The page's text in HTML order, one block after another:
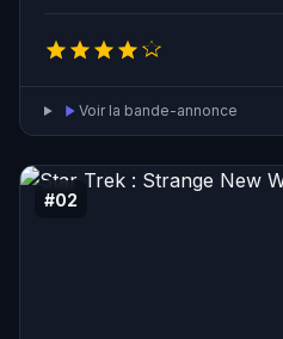
Servantes, quant à elles, ont
reproduction.
Voir la bande-annonce
#02